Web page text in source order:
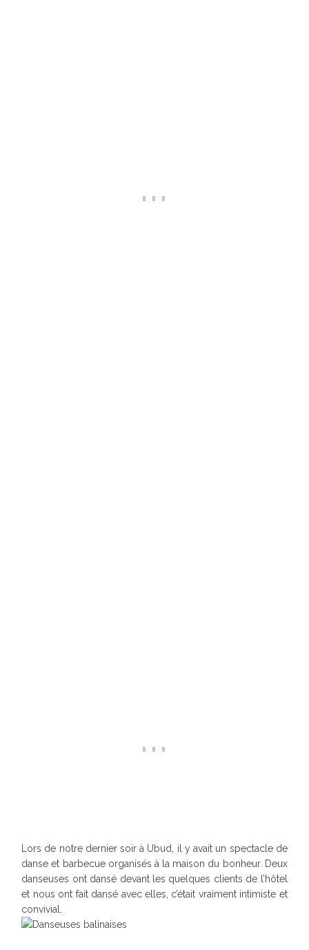
Lors de notre dernier soir à Ubud, il y avait un spectacle de
danse et barbecue organisés à la maison du bonheur. Deux
danseuses ont dansé devant les quelques clients de l’hôtel
et nous ont fait dansé avec elles, c’était vraiment intimiste et
convivial.